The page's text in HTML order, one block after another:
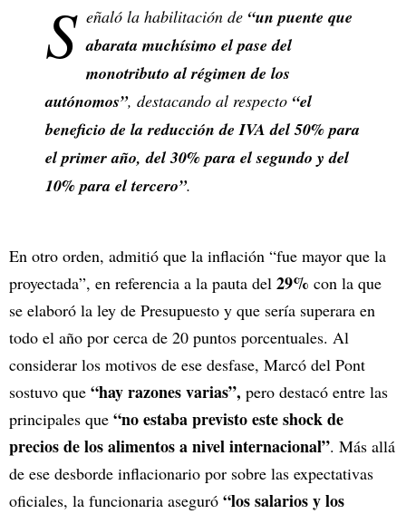
S eñaló la habilitación de “un puente que
abarata muchísimo el pase del
monotributo al régimen de los
autónomos”, destacando al respecto “el
beneficio de la reducción de IVA del 50% para
el primer año, del 30% para el segundo y del
10% para el tercero”.
En otro orden, admitió que la inflación “fue mayor que la
proyectada”, en referencia a la pauta del 29% con la que
se elaboró la ley de Presupuesto y que sería superara en
todo el año por cerca de 20 puntos porcentuales. Al
considerar los motivos de ese desfase, Marcó del Pont
sostuvo que “hay razones varias”, pero destacó entre las
principales que “no estaba previsto este shock de
precios de los alimentos a nivel internacional”. Más allá
de ese desborde inflacionario por sobre las expectativas
oficiales, la funcionaria aseguró “los salarios y los